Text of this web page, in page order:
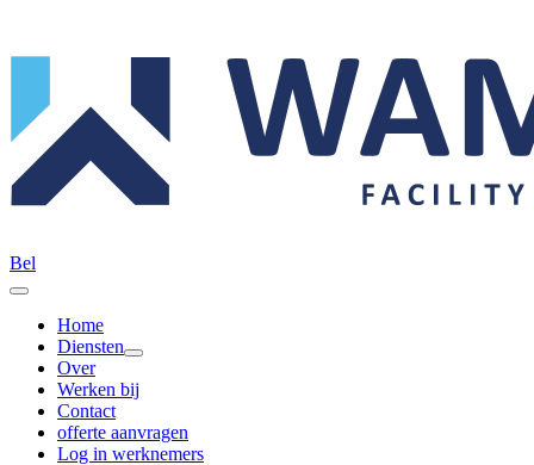
Bel
Home
Diensten
Over
Werken bij
Contact
offerte aanvragen
Log in werknemers